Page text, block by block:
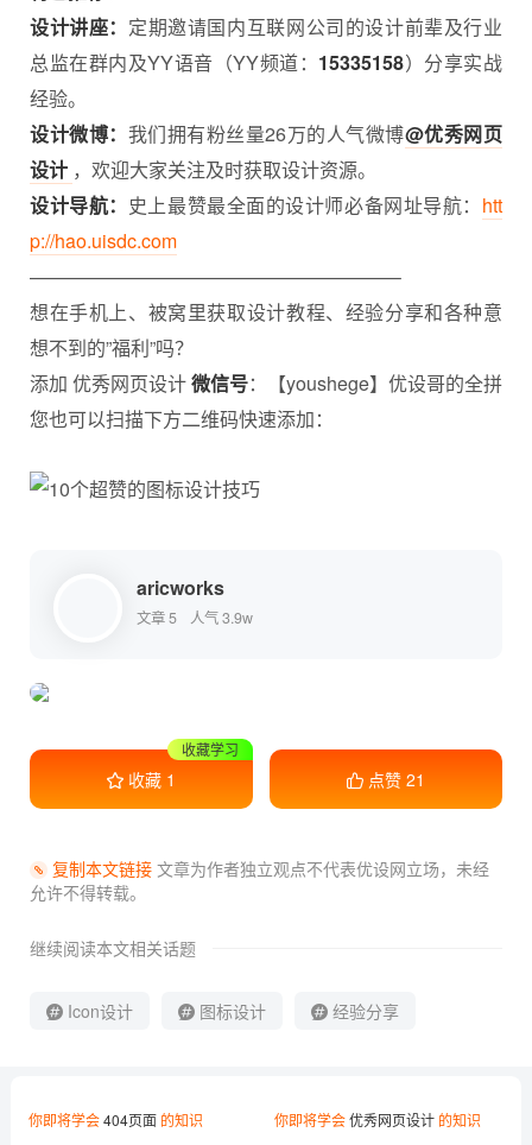
设计讲座： 定期邀请国内互联网公司的设计前辈及行业
总监在群内及YY语音（YY频道： 15335158）分享实战
经验。
设计微博： 我们拥有粉丝量26万的人气微博@优秀网页
设计 ，欢迎大家关注及时获取设计资源。
设计导航： 史上最赞最全面的设计师必备网址导航： htt
p://hao.uisdc.com
———————————————————–
想在手机上、被窝里获取设计教程、 经验分享和各种意
想不到的”福利”吗？
添加 优秀网页设计微信号：【youshege】优设哥的全拼
您也可以扫描下方二维码快速添加：
aricworks
文章 5 人气 3.9w
收藏 1
收藏学习
点赞 21
复制本文链接文章为作者独立观点不代表优设网立场， 未经
允许不得转载。
继续阅读本文相关话题
Icon设计 图标设计 经验分享
你即将学会404页面的知识 你即将学会优秀网页设计 的知识